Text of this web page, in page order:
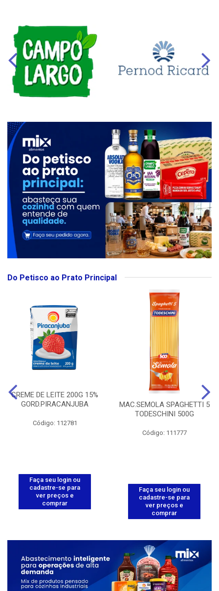
Do Petisco ao Prato Principal
CREME DE LEITE 200G 15%
GORD.PIRACANJUBA
Código: 112781
Faça seu login ou
cadastre-se para
ver preços e
comprar
MAC.SEMOLA SPAGHETTI 5
TODESCHINI 500G
Código: 111777
Faça seu login ou
cadastre-se para
ver preços e
comprar